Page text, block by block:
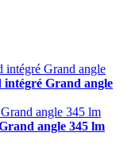
Grand angle
angle 345 lm